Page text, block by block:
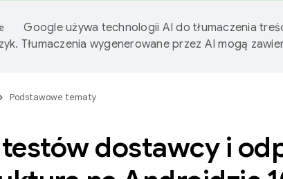
Google używa technologii AI do tłumaczenia
Tłumaczenia wygenerowane przez AI mogą
Podstawowe tematy
dostawcy i